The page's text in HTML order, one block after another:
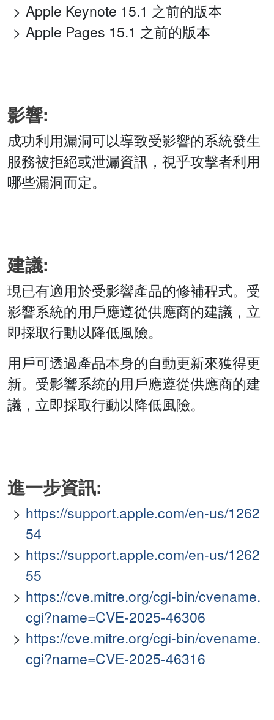
Apple Keynote 15.1 之前的版本
Apple Pages 15.1 之前的版本
影響:
成功利用漏洞可以導致受影響的系統發生
服務被拒絕或泄漏資訊，視乎攻擊者利用
哪些漏洞而定。
建議:
現已有適用於受影響產品的修補程式。受
影響系統的用戶應遵從供應商的建議，立
即採取行動以降低風險。
用戶可透過產品本身的自動更新來獲得更
新。受影響系統的用戶應遵從供應商的建
議，立即採取行動以降低風險。
進一步資訊:
https://support.apple.com/en-us/1262
54
https://support.apple.com/en-us/1262
55
https://cve.mitre.org/cgi-bin/cvename.
cgi?name=CVE-2025-46306
https://cve.mitre.org/cgi-bin/cvename.
cgi?name=CVE-2025-46316